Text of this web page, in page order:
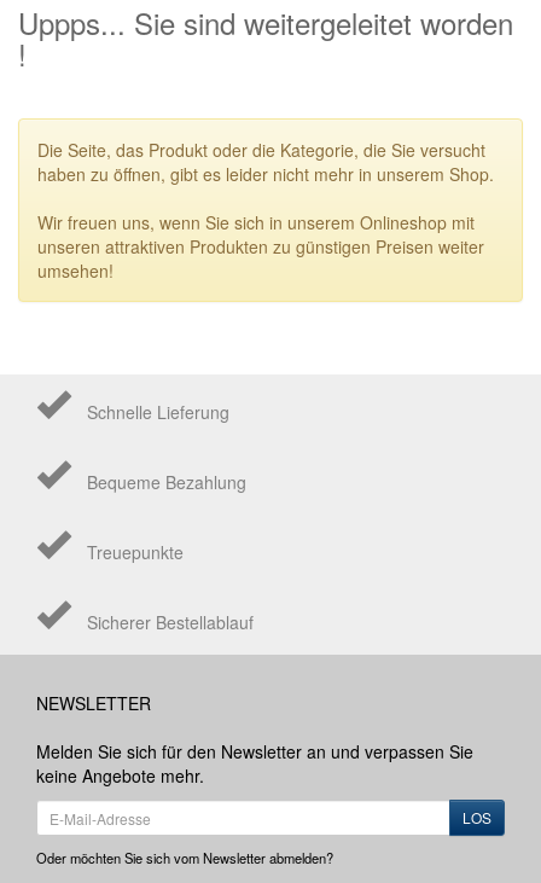
Uppps... Sie sind weitergeleitet worden
!
Die Seite, das Produkt oder die Kategorie, die Sie versucht
haben zu öffnen, gibt es leider nicht mehr in unserem Shop.
Wir freuen uns, wenn Sie sich in unserem Onlineshop mit
unseren attraktiven Produkten zu günstigen Preisen weiter
umsehen!
Schnelle Lieferung
Bequeme Bezahlung
Treuepunkte
Sicherer Bestellablauf
NEWSLETTER
Melden Sie sich für den Newsletter an und verpassen Sie
keine Angebote mehr.
LOS
Oder möchten Sie sich vom Newsletter abmelden?